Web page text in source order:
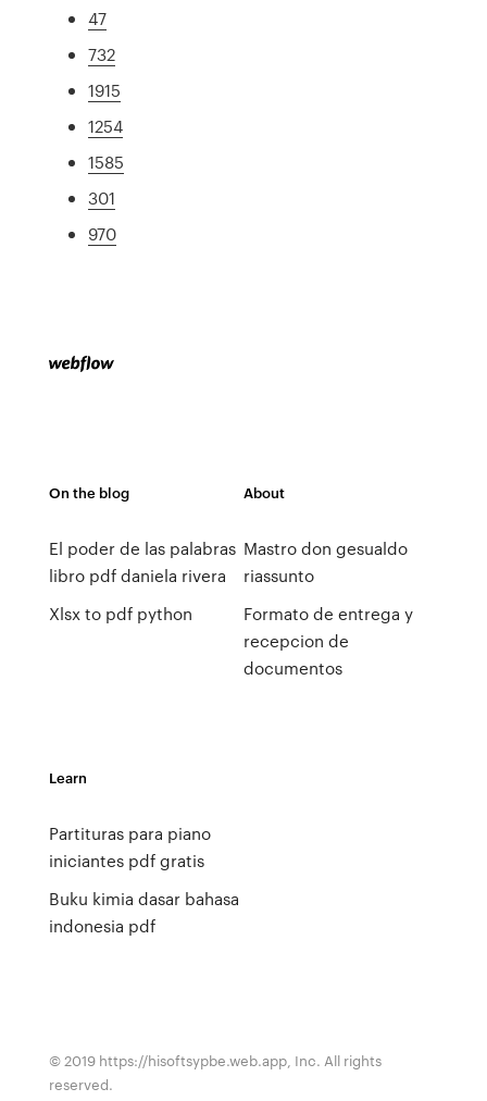
47
732
1915
1254
1585
301
970
On the blog
El poder de las palabras
libro pdf daniela rivera
Xlsx to pdf python
About
Mastro don gesualdo
riassunto
Formato de entrega y
recepcion de
documentos
Learn
Partituras para piano
iniciantes pdf gratis
Buku kimia dasar bahasa
indonesia pdf
© 2019 https://hisoftsypbe.web.app, Inc. All rights
reserved.